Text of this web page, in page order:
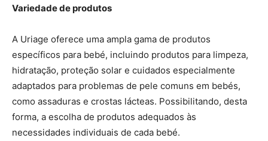
Variedade de produtos
A Uriage oferece uma ampla gama de produtos
específicos para bebé, incluindo produtos para limpeza,
hidratação, proteção solar e cuidados especialmente
adaptados para problemas de pele comuns em bebés,
como assaduras e crostas lácteas. Possibilitando, desta
forma, a escolha de produtos adequados às
necessidades individuais de cada bebé.